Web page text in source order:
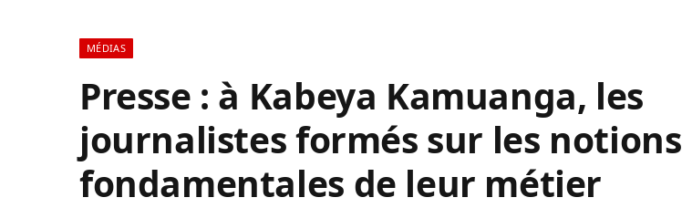
MÉDIAS
Presse : à Kabeya Kamuanga, les
journalistes formés sur les notions
fondamentales de leur métier